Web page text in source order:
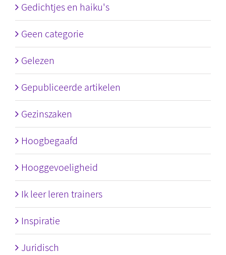
Gedichtjes en haiku's
Geen categorie
Gelezen
Gepubliceerde artikelen
Gezinszaken
Hoogbegaafd
Hooggevoeligheid
Ik leer leren trainers
Inspiratie
Juridisch